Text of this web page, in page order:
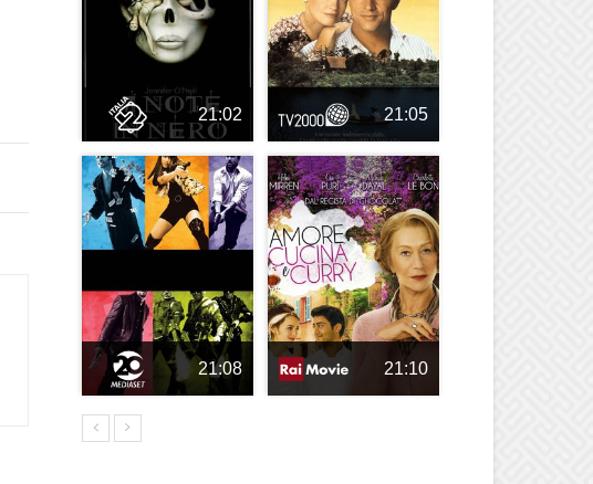
21:02 21:05
21:08 21:10